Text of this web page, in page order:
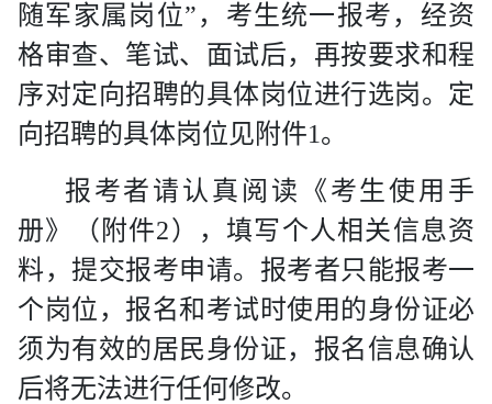
随军家属岗位”，考生统一报考，经资
格审查、笔试、面试后，再按要求和程
序对定向招聘的具体岗位进行选岗。定
向招聘的具体岗位见附件1。
报考者请认真阅读《考生使用手
册》（附件2），填写个人相关信息资
料，提交报考申请。报考者只能报考一
个岗位，报名和考试时使用的身份证必
须为有效的居民身份证，报名信息确认
后将无法进行任何修改。